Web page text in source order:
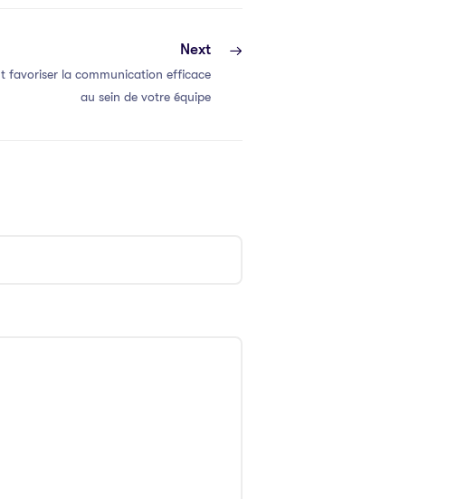
Next
favoriser la communication efficace
au sein de votre équipe